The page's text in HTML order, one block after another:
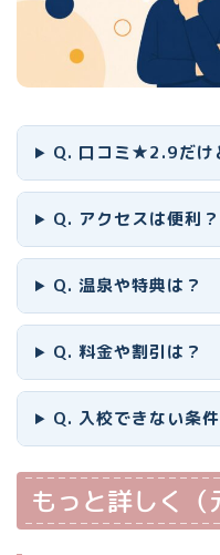
Q. 口コミ★2.9だけ
Q. アクセスは便利？
Q. 温泉や特典は？
Q. 料金や割引は？
Q. 入校できない条
もっと詳しく（